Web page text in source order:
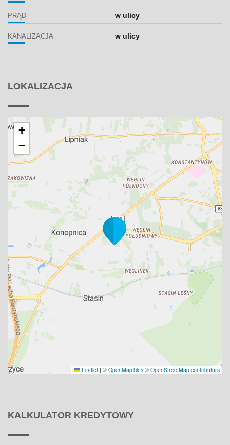
PRĄD w ulicy
KANALIZACJA w ulicy
LOKALIZACJA
+
−
Leaflet | © OpenMapTiles © OpenStreetMap contributors
KALKULATOR KREDYTOWY